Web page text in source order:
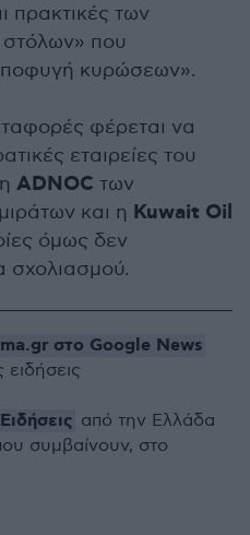
πρακτικές των
που
κυρώσεων».
φέρεται να
εταιρείες του
ADNOC των
και η Kuwait Oil
όμως δεν
σχολιασμού.
στο Google News
ειδήσεις
Ειδήσεις από την Ελλάδα
συμβαίνουν, στο